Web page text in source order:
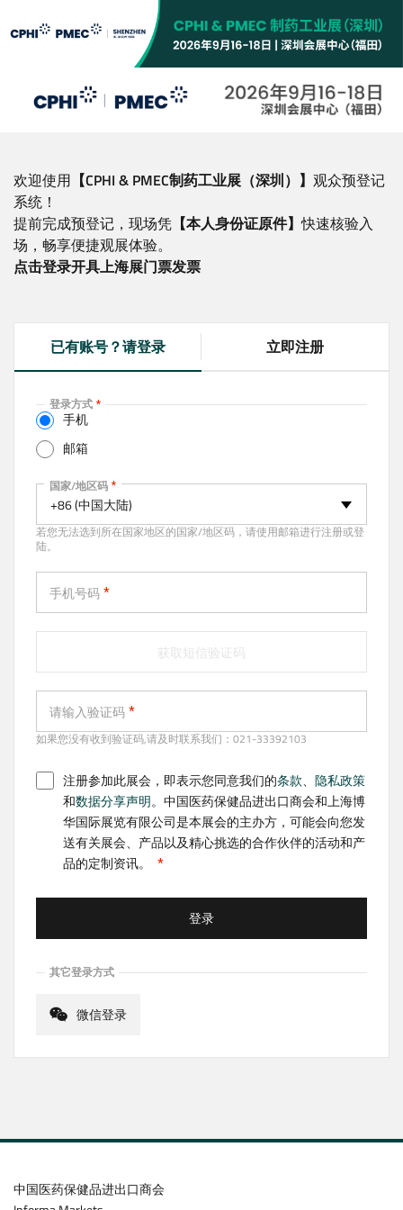
转
欢迎使用 【CPHI & PMEC制药工业展（深圳）】 观众预登记
系统！
提前完成预登记，现场凭 【本人身份证原件】快速核验入
场，畅享便捷观展体验。
点击登录开具上海展门票发票
已有账号？请登录
a
e
t
a
b
立即注册
登录方式
手机
邮箱
手机
国家/地区码
+86 (中国大陆)
若您无法选到所在国家地区的国家/地区码，请使用邮箱进行注册或登
陆。
手机号码
请输入验证码
如果您没有收到验证码,请及时联系我们：021-33392103
获取短信验证码
注册参加此展会，即表示您同意我们的条款、 隐私政策
和数据分享声明。中国医药保健品进出口商会和上海博
华国际展览有限公司是本展会的主办方，可能会向您发
送有关展会、产品以及精心挑选的合作伙伴的活动和产
品的定制资讯。
登录
其它登录方式
微信登录
中国医药保健品进出口商会